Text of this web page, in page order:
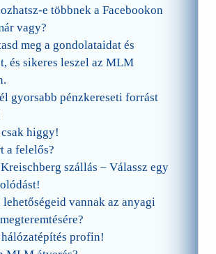
e többnek a Facebookon
vagy?
meg a gondolataidat és
és sikeres leszel az MLM
gyorsabb pénzkereseti forrást
higgy!
a felelős?
szállás – Válassz egy
vannak az anyagi
profin!